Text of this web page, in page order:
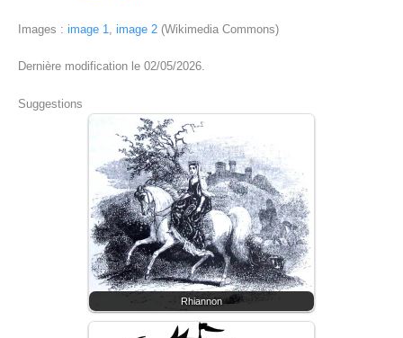
Images : image 1 image 2 (Wikimedia Commons)
Dernière modification le 02/05/2026.
Suggestions
Rhiannon